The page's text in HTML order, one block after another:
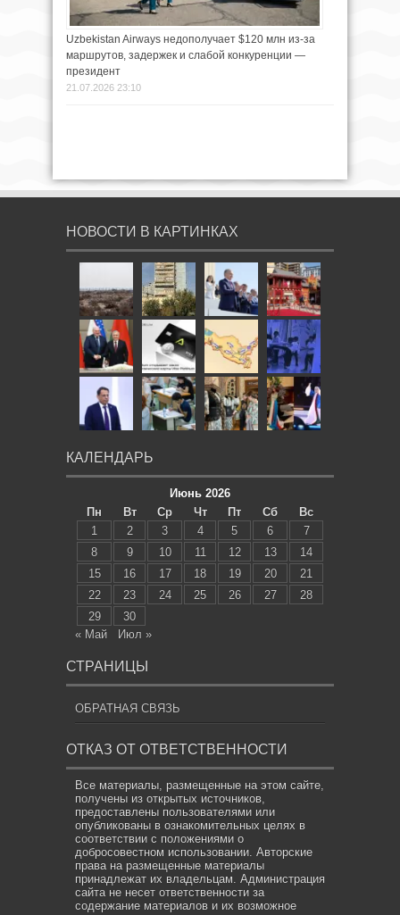
Uzbekistan Airways недополучает $120 млн из-за
маршрутов, задержек и слабой конкуренции —
президент
21.07.2026 23:10
НОВОСТИ В КАРТИНКАХ
КАЛЕНДАРЬ
Июнь 2026
Пн
Вт Ср Чт Пт Сб
Вс
1
2 3 4 5 6
7
8
9 10 11 12 13
14
15
16 17 18 19 20
21
22
23 24 25 26 27
28
29
30
« Май
Июл »
СТРАНИЦЫ
ОБРАТНАЯ СВЯЗЬ
ОТКАЗ ОТ ОТВЕТСТВЕННОСТИ
Все материалы, размещенные на этом сайте,
получены из открытых источников,
предоставлены пользователями или
опубликованы в ознакомительных целях в
соответствии с положениями о
добросовестном использовании. Авторские
права на размещенные материалы
принадлежат их владельцам. Администрация
сайта не несет ответственности за
содержание материалов и их возможное